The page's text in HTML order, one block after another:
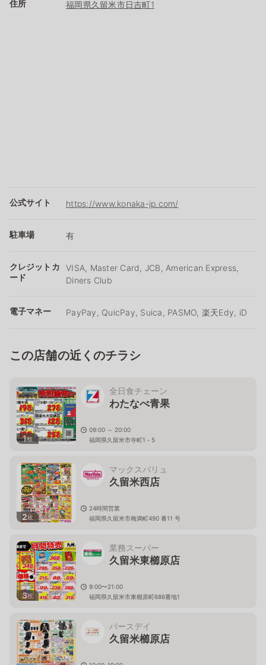
住所 福岡県久留米市日吉町1
公式サイト https://www.konaka-jp.com/
駐車場 有
クレジットカ
ード
VISA, Master Card, JCB, American Express,
Diners Club
電子マネー PayPay, QuicPay, Suica, PASMO, 楽天Edy, iD
この店舗の近くのチラシ
1枚
全日食チェーン
わたなべ青果
09:00 ～ 20:00
福岡県久留米市寺町1－5
2枚
マックスバリュ
久留米西店
24時間営業
福岡県久留米市梅満町490 番11 号
3枚
業務スーパー
久留米東櫛原店
9:00〜21:00
福岡県久留米市東櫛原町686番地1
バースデイ
久留米櫛原店